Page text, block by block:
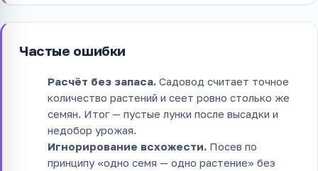
Частые ошибки
Расчёт без запаса. Садовод считает точное
количество растений и сеет ровно столько же
семян. Итог — пустые лунки после высадки и
недобор урожая.
Игнорирование всхожести. Посев по
принципу «одно семя — одно растение» без